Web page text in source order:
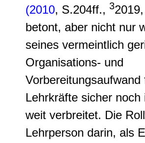
(2010, S.204ff., 3
betont, aber nicht nur
seines vermeintlich
Organisations- und
Vorbereitungsaufwand
Lehrkräfte sicher noch
weit verbreitet. Die
Lehrperson darin, als